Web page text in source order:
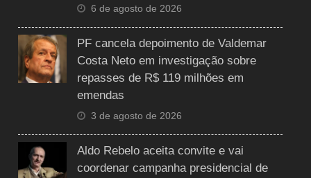
6 de agosto de 2026
PF cancela depoimento de Valdemar
Costa Neto em investigação sobre
repasses de R$ 119 milhões em
emendas
3 de agosto de 2026
Aldo Rebelo aceita convite e vai
coordenar campanha presidencial de